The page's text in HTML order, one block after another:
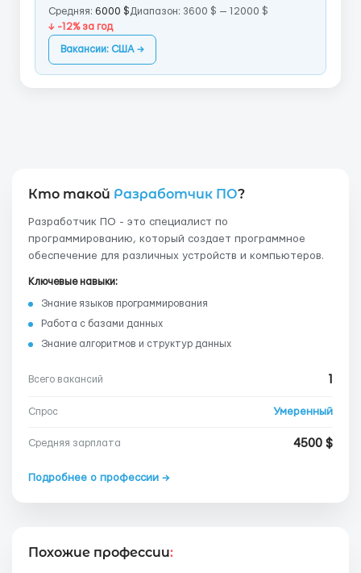
Средняя: 6000 $ Диапазон: 3600 $ — 12000 $
↓ -12% за год
Вакансии: США →
Кто такой Разработчик ПО?
Разработчик ПО - это специалист по
программированию, который создает программное
обеспечение для различных устройств и компьютеров.
Ключевые навыки:
Знание языков программирования
Работа с базами данных
Знание алгоритмов и структур данных
Всего вакансий
Спрос Умеренный
Средняя зарплата 4500 $
Подробнее о профессии →
Похожие профессии: